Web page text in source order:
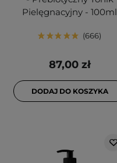
Pielęgnacyjny - 100ml
666
87,00 zł
DODAJ DO KOSZYKA